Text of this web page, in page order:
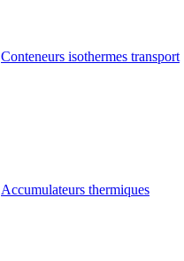
Conteneurs isothermes transport
Accumulateurs thermiques